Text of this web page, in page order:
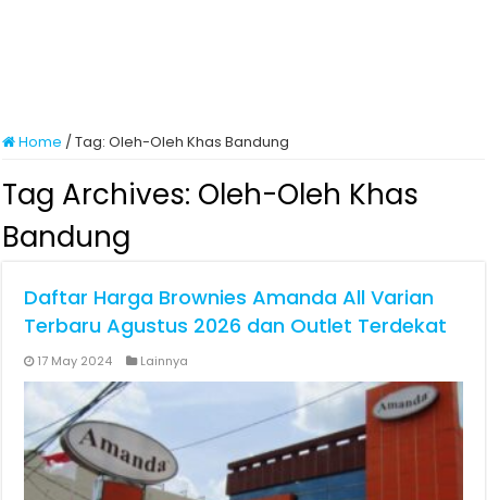
Home /Tag:Oleh-Oleh Khas Bandung
Tag Archives: Oleh-Oleh Khas
Bandung
Daftar Harga Brownies Amanda All Varian
Terbaru Agustus 2026 dan Outlet Terdekat
17 May 2024 Lainnya